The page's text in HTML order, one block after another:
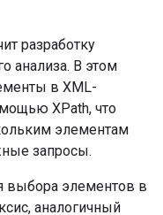
разработку
анализа. В этом
в XML-
XPath, что
элементам
запросы.
выбора элементов в
аналогичный